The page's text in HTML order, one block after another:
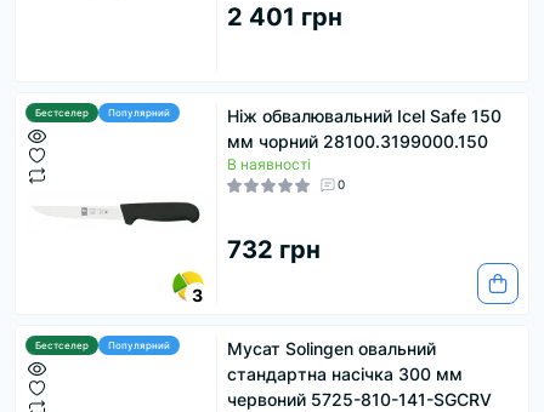
2 401 грн
Бестселер Популярний
3
Ніж обвалювальний Icel Safe 150
мм чорний 28100.3199000.150
В наявності
0
732 грн
Бестселер Популярний
Мусат Solingen овальний
стандартна насічка 300 мм
червоний 5725-810-141-SGCRV